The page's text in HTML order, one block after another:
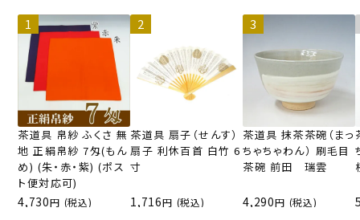
茶道具 帛紗 ふくさ 無
地 正絹帛紗 7匁(もん
め) (朱・赤・紫) (ポス
ト便対応可)
4,730 (税込)
茶道具 扇子（せんす）
扇子 利休百首 白竹 6
寸
1,716 (税込)
茶道具 抹茶茶碗（まっ
ちゃちゃわん） 刷毛目
茶碗 前田 瑞雲
4,290 (税込)